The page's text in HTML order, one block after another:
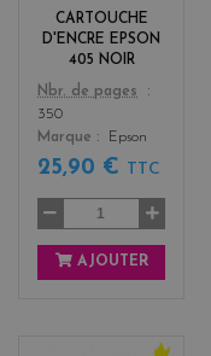
CARTOUCHE
D'ENCRE EPSON
405 NOIR
Color
k
Nbr. de pages
350
Marque
Epson
25,90 € TTC
AJOUTER